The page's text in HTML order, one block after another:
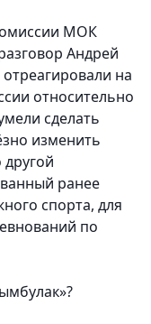
МОК
Андрей
на
относительно
сделать
изменить
ранее
спорта, для
по